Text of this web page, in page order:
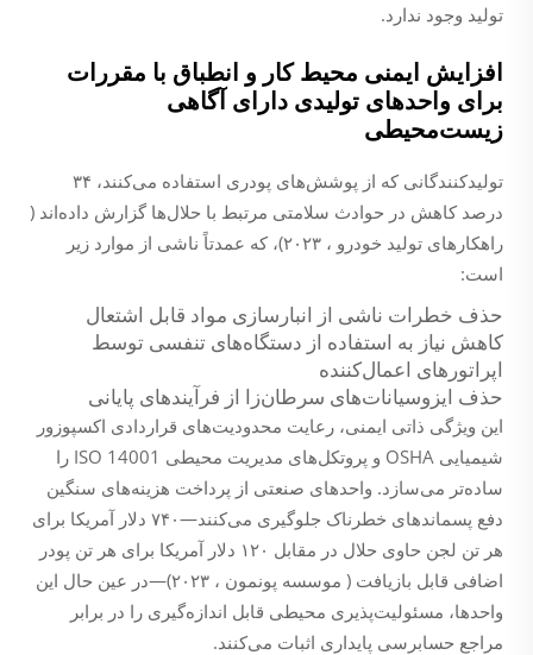
تولید وجود ندارد.
افزایش ایمنی محیط کار و انطباق با مقررات
برای واحدهای تولیدی دارای آگاهی
زیست‌محیطی
تولیدکنندگانی که از پوشش‌های پودری استفاده می‌کنند، ۳۴
درصد کاهش در حوادث سلامتی مرتبط با حلال‌ها گزارش داده‌اند (
راهکارهای تولید خودرو
، ۲۰۲۳)، که عمدتاً ناشی از موارد زیر
است:
حذف خطرات ناشی از انبارسازی مواد قابل اشتعال
کاهش نیاز به استفاده از دستگاه‌های تنفسی توسط
اپراتورهای اعمال‌کننده
حذف ایزوسیانات‌های سرطان‌زا از فرآیندهای پایانی
این ویژگی ذاتی ایمنی، رعایت محدودیت‌های قراردادی اکسپوزور
شیمیایی OSHA و پروتکل‌های مدیریت محیطی ISO 14001 را
ساده‌تر می‌سازد. واحدهای صنعتی از پرداخت هزینه‌های سنگین
دفع پسماندهای خطرناک جلوگیری می‌کنند—۷۴۰ دلار آمریکا برای
هر تن لجن حاوی حلال در مقابل ۱۲۰ دلار آمریکا برای هر تن پودر
اضافی قابل بازیافت ( موسسه پونمون
، ۲۰۲۳)—در عین حال این
واحدها، مسئولیت‌پذیری محیطی قابل اندازه‌گیری را در برابر
مراجع حسابرسی پایداری اثبات می‌کنند.